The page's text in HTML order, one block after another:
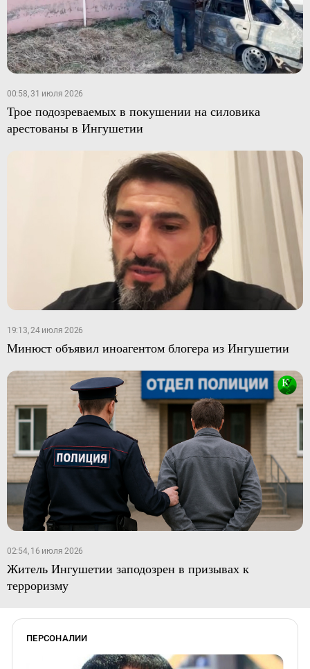
00:58, 31 июля 2026
Трое подозреваемых в покушении на силовика
арестованы в Ингушетии
19:13, 24 июля 2026
Минюст объявил иноагентом блогера из Ингушетии
02:54, 16 июля 2026
Житель Ингушетии заподозрен в призывах к
терроризму
ПЕРСОНАЛИИ